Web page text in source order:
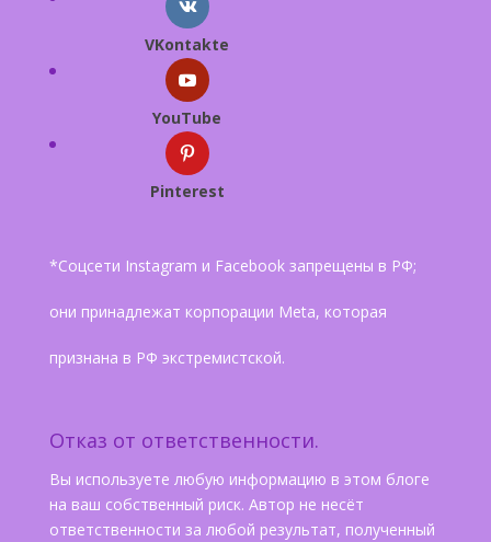
VKontakte
YouTube
Pinterest
*Соцсети Instagram и Facebook запрещены в РФ;
они принадлежат корпорации Meta, которая
признана в РФ экстремистской.
Отказ от ответственности.
Вы используете любую информацию в этом блоге
на ваш собственный риск. Автор не несёт
ответственности за любой результат, полученный